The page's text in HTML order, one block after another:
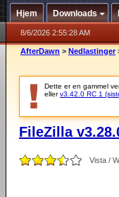
Hjem Downloads
8/6/2026 2:55:28 AM
AfterDawn > Nedlastinger
Dette er en gammel
ellerv3.42.0 RC 1
FileZilla
Vista /